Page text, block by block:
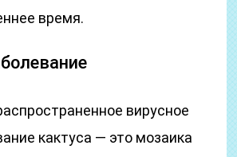
время.
вирусное
кактуса — это мозаика